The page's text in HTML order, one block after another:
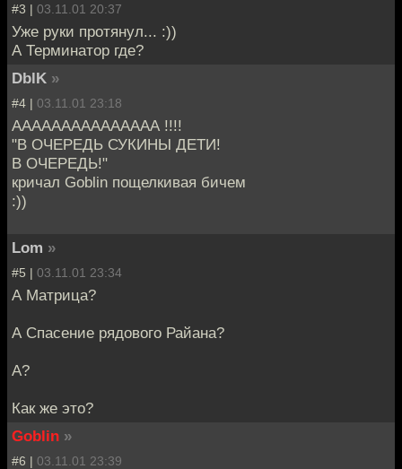
#3 | 03.11.01 20:37
Уже руки протянул... :))
А Терминатор где?
DblK »
#4 | 03.11.01 23:18
ААААААААААААААА !!!!
"В ОЧЕРЕДЬ СУКИНЫ ДЕТИ!
В ОЧЕРЕДЬ!"
кричал Goblin пощелкивая бичем
:))
Lom »
#5 | 03.11.01 23:34
А Матрица?
А Спасение рядового Райана?
А?
Как же это?
Goblin »
#6 | 03.11.01 23:39